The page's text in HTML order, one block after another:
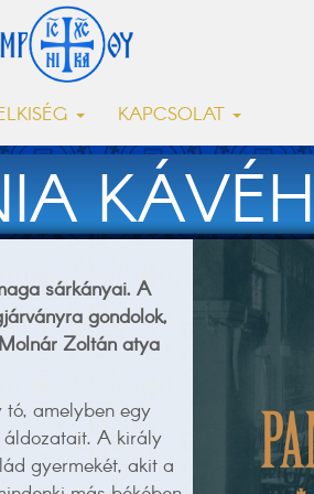
KAPCSOLAT
sárkányai. A
gondolok,
Zoltán atya
amelyben egy
áldozatait. A király
gyermekét, akit a